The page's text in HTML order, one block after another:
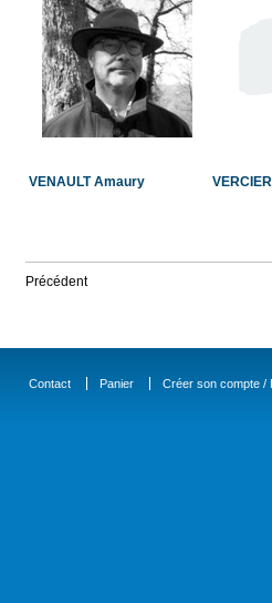
VENAULT Amaury
Précédent
Contact Panier Créer son compte /